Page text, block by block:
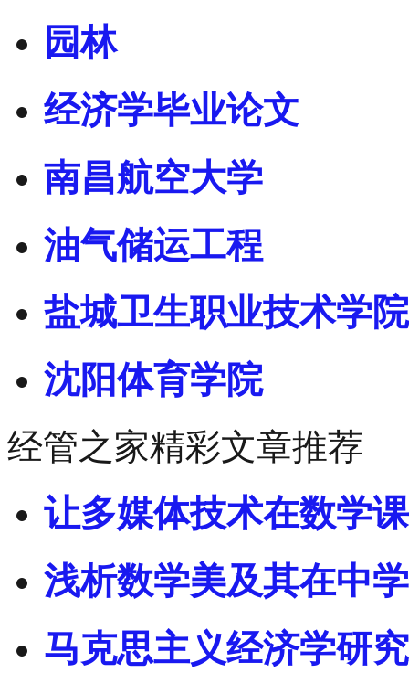
园林
经济学毕业论文
南昌航空大学
油气储运工程
盐城卫生职业技术学院
沈阳体育学院
经管之家精彩文章推荐
让多媒体技术在数学
浅析数学美及其在中
马克思主义经济学研